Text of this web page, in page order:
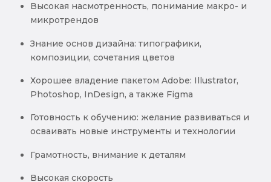
Высокая насмотренность, понимание макро- и
микротрендов
Знание основ дизайна: типографики,
композиции, сочетания цветов
Хорошее владение пакетом Adobe: Illustrator,
Photoshop, InDesign, а также Figma
Готовность к обучению: желание развиваться и
осваивать новые инструменты и технологии
Грамотность, внимание к деталям
Высокая скорость